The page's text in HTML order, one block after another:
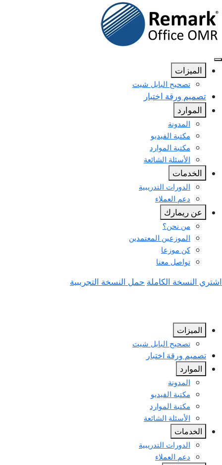
الميزات
تصحيح البابل شيت
تصميم ورقة اختبار
الموارد
المدونة
مكتبة الفيديو
مكتبة الموارد
الأسئلة الشائعة
الخدمات
الدورات التدريبية
دعم العملاء
عن ريمارك
من نحن؟
الموزعين المعتمدين
كن موزعا
تواصل معنا
اشتري النسخة الكاملة حمل النسخة التجريبية
الميزات
تصحيح البابل شيت
تصميم ورقة اختبار
الموارد
المدونة
مكتبة الفيديو
مكتبة الموارد
الأسئلة الشائعة
الخدمات
الدورات التدريبية
دعم العملاء